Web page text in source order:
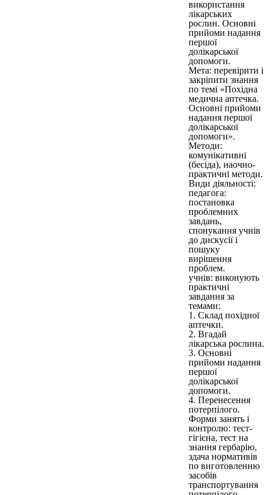
використання
лікарських
рослин. Основні
прийоми надання
першої
долікарської
допомоги.
Мета: перевірити і
закріпити знання
по темі «Похідна
медична аптечка.
Основні прийоми
надання першої
долікарської
допомоги».
Методи:
комунікативні
(бесіда), наочно-
практичні методи.
Види діяльності:
педагога:
постановка
проблемних
завдань,
спонукання учнів
до дискусії і
пошуку
вирішення
проблем.
учнів: виконують
практичні
завдання за
темами:
1. Склад похідної
аптечки.
2. Вгадай
лікарська рослина.
3. Основні
прийоми надання
першої
долікарської
допомоги.
4. Перенесення
потерпілого.
Форми занять і
контролю: тест-
гігієна, тест на
знання гербарію,
здача нормативів
по виготовленню
засобів
транспортування